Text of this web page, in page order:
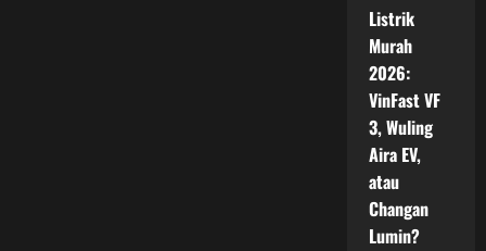
Listrik
Murah
2026:
VinFast VF
3, Wuling
Aira EV,
atau
Changan
Lumin?